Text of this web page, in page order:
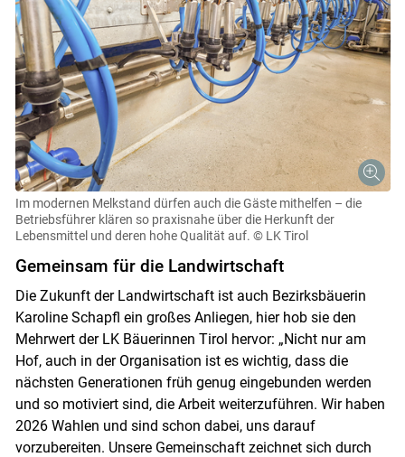
Im modernen Melkstand dürfen auch die Gäste mithelfen – die
Betriebsführer klären so praxisnahe über die Herkunft der
Lebensmittel und deren hohe Qualität auf. © LK Tirol
Gemeinsam für die Landwirtschaft
Die Zukunft der Landwirtschaft ist auch Bezirksbäuerin
Karoline Schapfl ein großes Anliegen, hier hob sie den
Mehrwert der LK Bäuerinnen Tirol hervor: „Nicht nur am
Hof, auch in der Organisation ist es wichtig, dass die
nächsten Generationen früh genug eingebunden werden
und so motiviert sind, die Arbeit weiterzuführen. Wir haben
2026 Wahlen und sind schon dabei, uns darauf
vorzubereiten. Unsere Gemeinschaft zeichnet sich durch